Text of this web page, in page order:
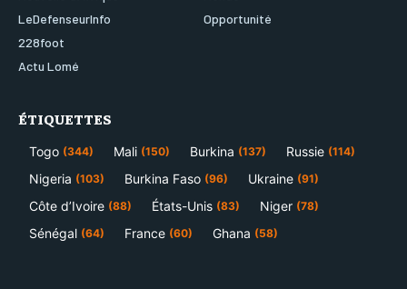
LeDefenseurInfo
228foot
Actu Lomé
Opportunité
ÉTIQUETTES
Togo (344) Mali (150) Burkina (137) Russie (114)
Nigeria (103) Burkina Faso (96) Ukraine (91)
Côte d’Ivoire (88) États-Unis (83) Niger (78)
Sénégal (64) France (60) Ghana (58)